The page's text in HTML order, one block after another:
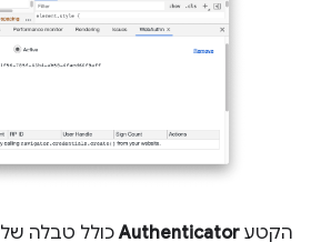
הקטע Authenticatorכולל טבלה